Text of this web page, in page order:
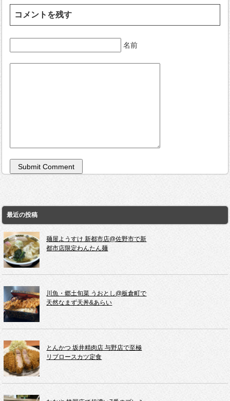
コメントを残す
名前
最近の投稿
麺屋ようすけ 新都市店@佐野市で新
都市店限定わんたん麺
川魚・郷土旬菜 うおとし@板倉町で
天然なまず天丼&あらい
とんかつ 坂井精肉店 与野店で至極
リブロースカツ定食